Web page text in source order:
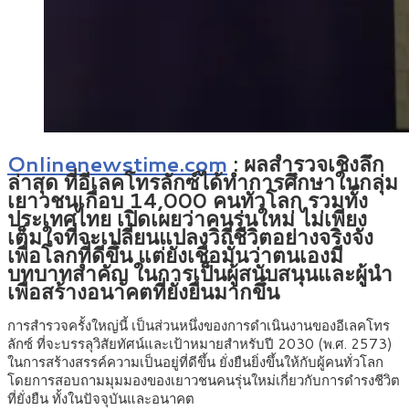
Onlinenewstime.com : ผลสำรวจเชิงลึก
ล่าสุด ที่อีเลคโทรลักซ์ได้ทำการศึกษาในกลุ่ม
เยาวชนเกือบ 14,000 คนทั่วโลก รวมทั้ง
ประเทศไทย เปิดเผยว่าคนรุ่นใหม่ ไม่เพียง
เต็มใจที่จะเปลี่ยนแปลงวิถีชีวิตอย่างจริงจัง
เพื่อโลกที่ดีขึ้น แต่ยังเชื่อมั่นว่าตนเองมี
บทบาทสำคัญ ในการเป็นผู้สนับสนุนและผู้นำ
เพื่อสร้างอนาคตที่ยั่งยืนมากขึ้น
การสำรวจครั้งใหญ่นี้ เป็นส่วนหนึ่งของการดำเนินงานของอีเลคโทร
ลักซ์ ที่จะบรรลุวิสัยทัศน์และเป้าหมายสำหรับปี 2030 (พ.ศ. 2573)
ในการสร้างสรรค์ความเป็นอยู่ที่ดีขึ้น ยั่งยืนยิ่งขึ้นให้กับผู้คนทั่วโลก
โดยการสอบถามมุมมองของเยาวชนคนรุ่นใหม่เกี่ยวกับการดำรงชีวิต
ที่ยั่งยืน ทั้งในปัจจุบันและอนาคต